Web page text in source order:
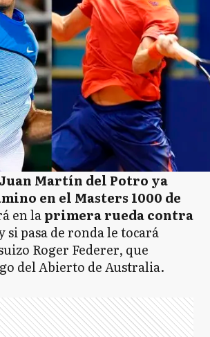
Juan Martín del Potro ya
en el Masters 1000 de
en laprimera rueda contra
si pasa de ronda le tocará
Roger Federer, que
del Abierto de Australia.